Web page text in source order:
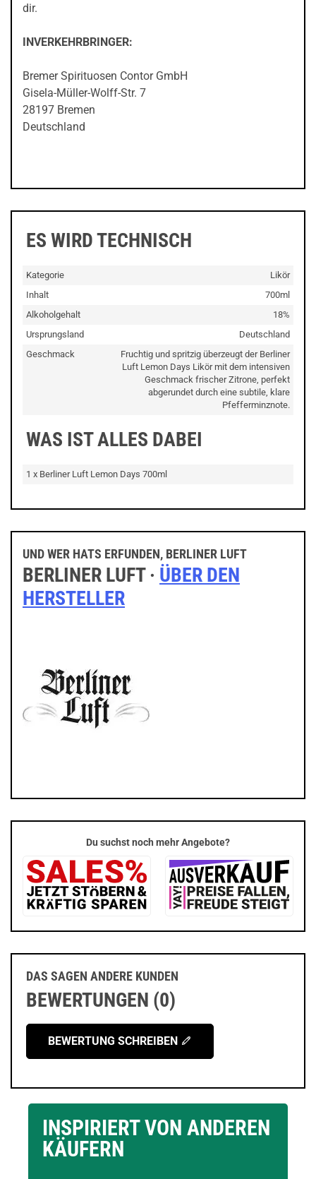
dir.
INVERKEHRBRINGER:
Bremer Spirituosen Contor GmbH
Gisela-Müller-Wolff-Str. 7
28197 Bremen
Deutschland
ES WIRD TECHNISCH
Kategorie
Likör
Inhalt
700ml
Alkoholgehalt
18%
Ursprungsland
Deutschland
Geschmack
Fruchtig und spritzig überzeugt der Berliner
Luft Lemon Days Likör mit dem intensiven
Geschmack frischer Zitrone, perfekt
abgerundet durch eine subtile, klare
Pfefferminznote.
WAS IST ALLES DABEI
1 x Berliner Luft Lemon Days 700ml
UND WER HATS ERFUNDEN, BERLINER LUFT
BERLINER LUFT · ÜBER DEN
HERSTELLER
Du suchst noch mehr Angebote?
DAS SAGEN ANDERE KUNDEN
BEWERTUNGEN (0)
BEWERTUNG SCHREIBEN
INSPIRIERT VON ANDEREN
KÄUFERN